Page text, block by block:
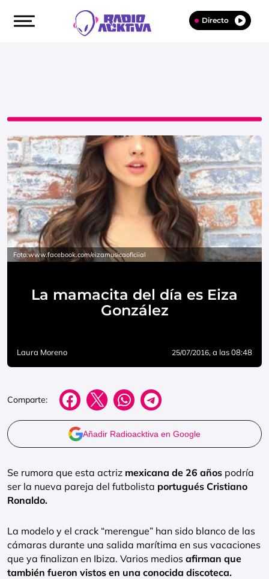
Directo
Foto:www.facebook.com/eizamusicaoficiial
La mamacita del día es Eiza
González
Laura Moreno 25/07/2016, a las 08:48
Comparte:
Añadir Radioacktiva en Google
Se rumora que esta actriz mexicana de 26 años podría
ser la nueva pareja del futbolista portugués Cristiano
Ronaldo.
La modelo y el crack “merengue” han sido blanco de las
cámaras durante una salida marítima en sus vacaciones
que ya finalizan en Ibiza. Varios medios afirman que
también fueron vistos en una conocida discoteca.